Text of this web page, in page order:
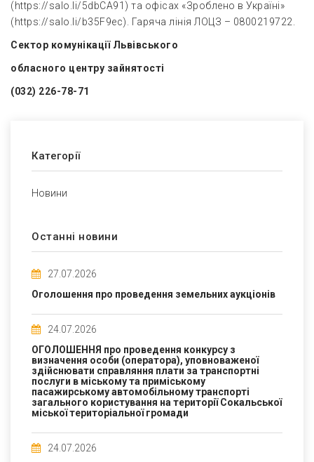
(https://salo.li/5dbCA91) та офісах «Зроблено в Україні»
(https://salo.li/b35F9ec). Гаряча лінія ЛОЦЗ – 0800219722.
Сектор комунікації Львівського
обласного центру зайнятості
(032) 226-78-71
Категорії
Новини
Останні новини
27.07.2026
Оголошення про проведення земельних аукціонів
24.07.2026
ОГОЛОШЕННЯ про проведення конкурсу з
визначення особи (оператора), уповноваженої
здійснювати справляння плати за транспортні
послуги в міському та приміському
пасажирському автомобільному транспорті
загального користування на території Сокальської
міської територіальної громади
24.07.2026